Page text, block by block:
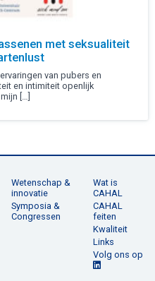
met seksualiteit
van pubers en
en intimiteit openlijk
[…]
Wetenschap &
innovatie
Symposia &
Congressen
Wat is
CAHAL
CAHAL
feiten
Kwaliteit
Links
Volg ons op